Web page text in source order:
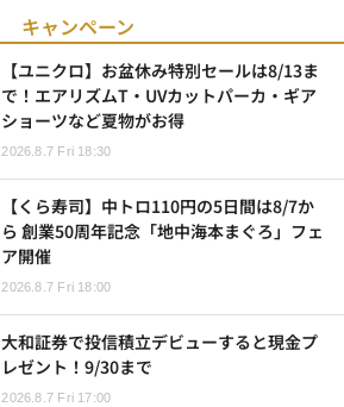
キャンペーン
【ユニクロ】お盆休み特別セールは8/13ま
で！エアリズムT・UVカットパーカ・ギア
ショーツなど夏物がお得
2026.8.7 Fri 18:30
【くら寿司】中トロ110円の5日間は8/7か
ら 創業50周年記念「地中海本まぐろ」フェ
ア開催
2026.8.7 Fri 18:00
大和証券で投信積立デビューすると現金プ
レゼント！9/30まで
2026.8.7 Fri 17:00